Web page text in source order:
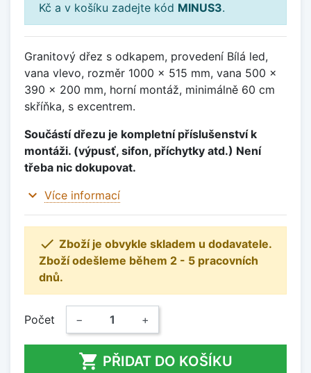
Kč a v košíku zadejte kód MINUS3.
Granitový dřez s odkapem, provedení Bílá led,
vana vlevo, rozměr 1000 x 515 mm, vana 500 x
390 x 200 mm, horní montáž, minimálně 60 cm
skříňka, s excentrem.
Součástí dřezu je kompletní příslušenství k
montáži. (výpusť, sifon, příchytky atd.) Není
třeba nic dokupovat.
expand_more Více informací
 Zboží je obvykle skladem u dodavatele.
Zboží odešleme během 2 - 5 pracovních
dnů.
Počet − +
 PŘIDAT DO KOŠÍKU